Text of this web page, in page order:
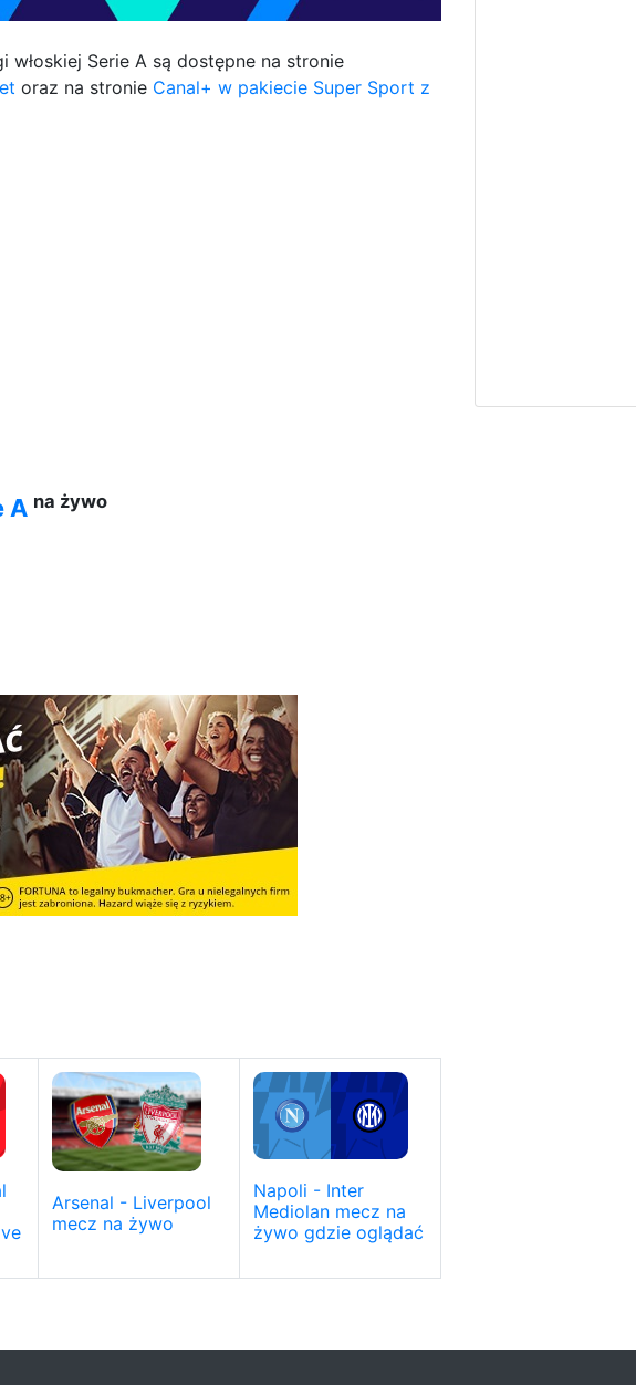
Serie A są dostępne na stronie
oraz na stronie Canal+ w pakiecie Super Sport z
A na żywo
Arsenal - Liverpool
mecz na żywo
Napoli - Inter
Mediolan mecz na
żywo gdzie oglądać